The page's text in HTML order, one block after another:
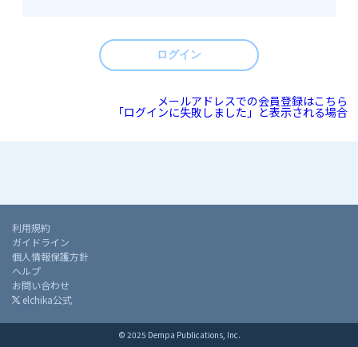
ログイン
メールアドレスでの会員登録はこちら
「ログインに失敗しました」と表示される場合
利用規約
ガイドライン
個人情報保護方針
ヘルプ
お問い合わせ
elchika公式
© 2025 Dempa Publications, Inc.